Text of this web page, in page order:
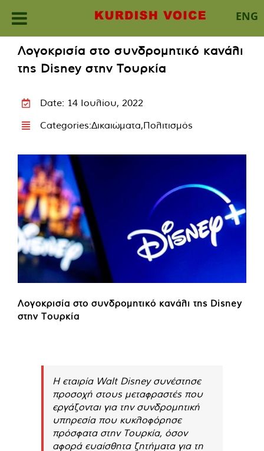
ENG
content
Λογοκρισία στο συνδρομητικό κανάλι
της Disney στην Τουρκία
Date: 14 Ιουλίου, 2022
Categories:Δικαιώματα,Πολιτισμός
Λογοκρισία στο συνδρομητικό κανάλι της Disney
στην Τουρκία
Η εταιρία Walt Disney συνέστησε
προσοχή στους μεταφραστές που
εργάζονται για την συνδρομητική
υπηρεσία που κυκλοφόρησε
πρόσφατα στην Τουρκία, όσον
αφορά ευαίσθητα ζητήματα για τη